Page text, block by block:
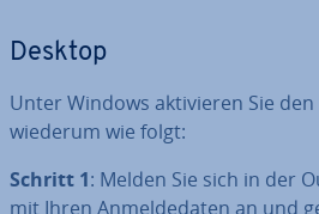
Desktop
Unter Windows ak­ti­vie­ren Sie
wiederum wie folgt:
Schritt 1: Melden Sie sich in der
mit Ihren An­mel­de­da­ten an und